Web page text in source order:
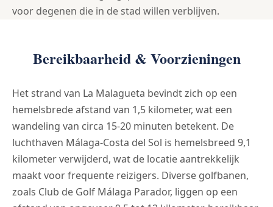
voor degenen die in de stad willen verblijven.
Bereikbaarheid & Voorzieningen
Het strand van La Malagueta bevindt zich op een
hemelsbrede afstand van 1,5 kilometer, wat een
wandeling van circa 15-20 minuten betekent. De
luchthaven Málaga-Costa del Sol is hemelsbreed 9,1
kilometer verwijderd, wat de locatie aantrekkelijk
maakt voor frequente reizigers. Diverse golfbanen,
zoals Club de Golf Málaga Parador, liggen op een